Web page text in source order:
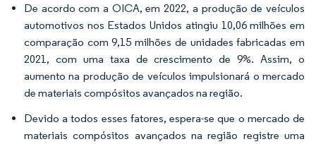
De acordo com a OICA, em 2022, a produção de veículos
automotivos nos Estados Unidos atingiu 10,06 milhões em
comparação com 9,15 milhões de unidades fabricadas em
2021, com uma taxa de crescimento de 9%. Assim, o
aumento na produção de veículos impulsionará o mercado
de materiais compósitos avançados na região.
Devido a todos esses fatores, espera-se que o mercado de
materiais compósitos avançados na região registre uma